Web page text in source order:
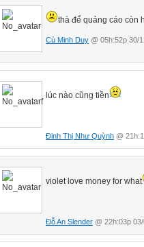
thà để quảng cáo còn
Cù Minh Duy @ 05h:52p 30/
lúc nào cũng tiền
Đinh Thị Như Quỳnh @
violet love money for what
Đỗ An Slender @ 22h:03p